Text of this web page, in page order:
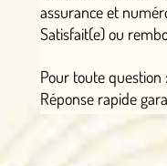
assurance et
Satisfait(e) ou
Pour toute question
Réponse rapide